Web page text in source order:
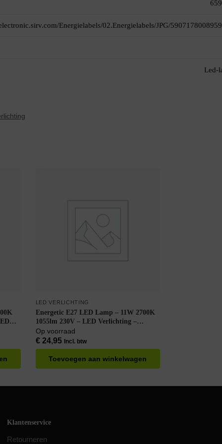
Energielabels/02.Energielabels/JPG/
Led-
à
LED VERLICHTING
Energetic E27 LED Lamp – 11W 2700K
1055lm 230V – LED Verlichting –
LEDBulb Flame A60 – Warm Wit –
Dimbaar – Per doos à 6 stuks
Op voorraad
€24,95 Incl. btw
Toevoegen aan winkelwagen
Klantenservice
Retourneren